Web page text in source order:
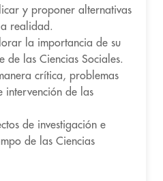
y proponer alternativas
realidad.
la importancia de su
de las Ciencias Sociales.
crítica, problemas
intervención de las
de investigación e
de las Ciencias